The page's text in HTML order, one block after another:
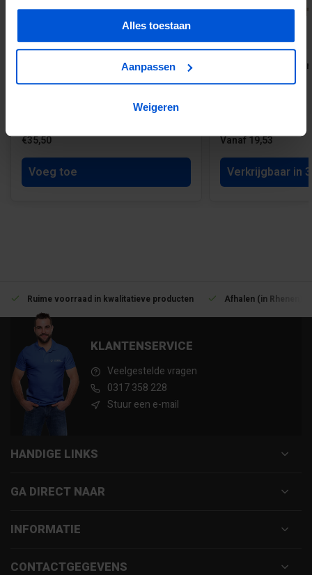
Alles toestaan
Aanpassen
Weigeren
Deurbeslag Goldline compleet - geel
€35,50
Voeg toe
Geïmpregneerd
Vanaf 19,53
Verkrijgbaar in
Ruime voorraad in kwalitatieve producten Afhalen (in Rhenen)
KLANTENSERVICE
Veelgestelde vragen
0317 358 228
Stuur een e-mail
HANDIGE LINKS
GA DIRECT NAAR
INFORMATIE
CONTACTGEGEVENS